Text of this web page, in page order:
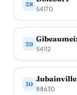
28
54170
29
54112
30
Jubainville
88630